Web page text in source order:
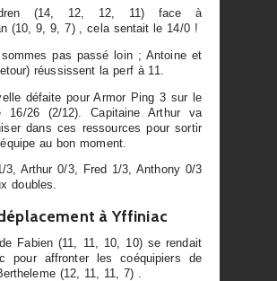
(14, 12, 12, 11) face à
(10, 9, 9, 7) , cela sentait le 14/0 !
pas passé loin ; Antoine et
réussissent la perf à 11.
défaite pour Armor Ping 3 sur le
16/26 (2/12). Capitaine Arthur va
dans ces ressources pour sortir
au bon moment.
3, Arthur 0/3, Fred 1/3, Anthony 0/3
doubles.
à Yffiniac
de Fabien (11, 11, 10, 10) se rendait
pour affronter les coéquipiers de
(12, 11, 11, 7) .